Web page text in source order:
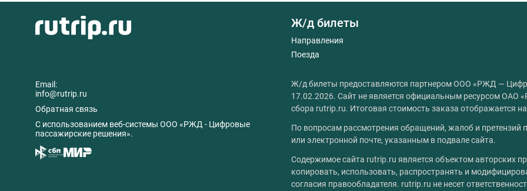
Email:
info@rutrip.ru
Обратная связь
C использованием веб-системы ООО «РЖД - Цифровые
пассажирские решения».
Ж/д билеты
Направления
Поезда
Ж/д билеты предоставляются партнером ООО «РЖД —
17.02.2026. Сайт не является официальным ресурсом ОАО
сбора rutrip.ru. Итоговая стоимость заказа отображается
По вопросам рассмотрения обращений, жалоб и
или электронной почте, указанным в подвале сайта.
Содержимое сайта rutrip.ru является объектом авторских
копировать, использовать, распространять и
согласия правообладателя. rutrip.ru не несет